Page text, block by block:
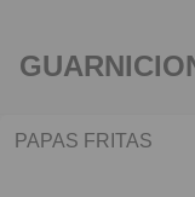
PAPAS FRITAS